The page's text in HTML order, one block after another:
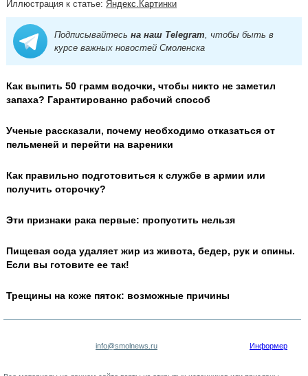
Иллюстрация к статье: Яндекс.Картинки
Подписывайтесь на наш Telegram, чтобы быть в
курсе важных новостей Смоленска
Как выпить 50 грамм водочки, чтобы никто не заметил
запаха? Гарантированно рабочий способ
Ученые рассказали, почему необходимо отказаться от
пельменей и перейти на вареники
Как правильно подготовиться к службе в армии или
получить отсрочку?
Эти признаки рака первые: пропустить нельзя
Пищевая сода удаляет жир из живота, бедер, рук и спины.
Если вы готовите ее так!
Трещины на коже пяток: возможные причины
info@smolnews.ru Информер